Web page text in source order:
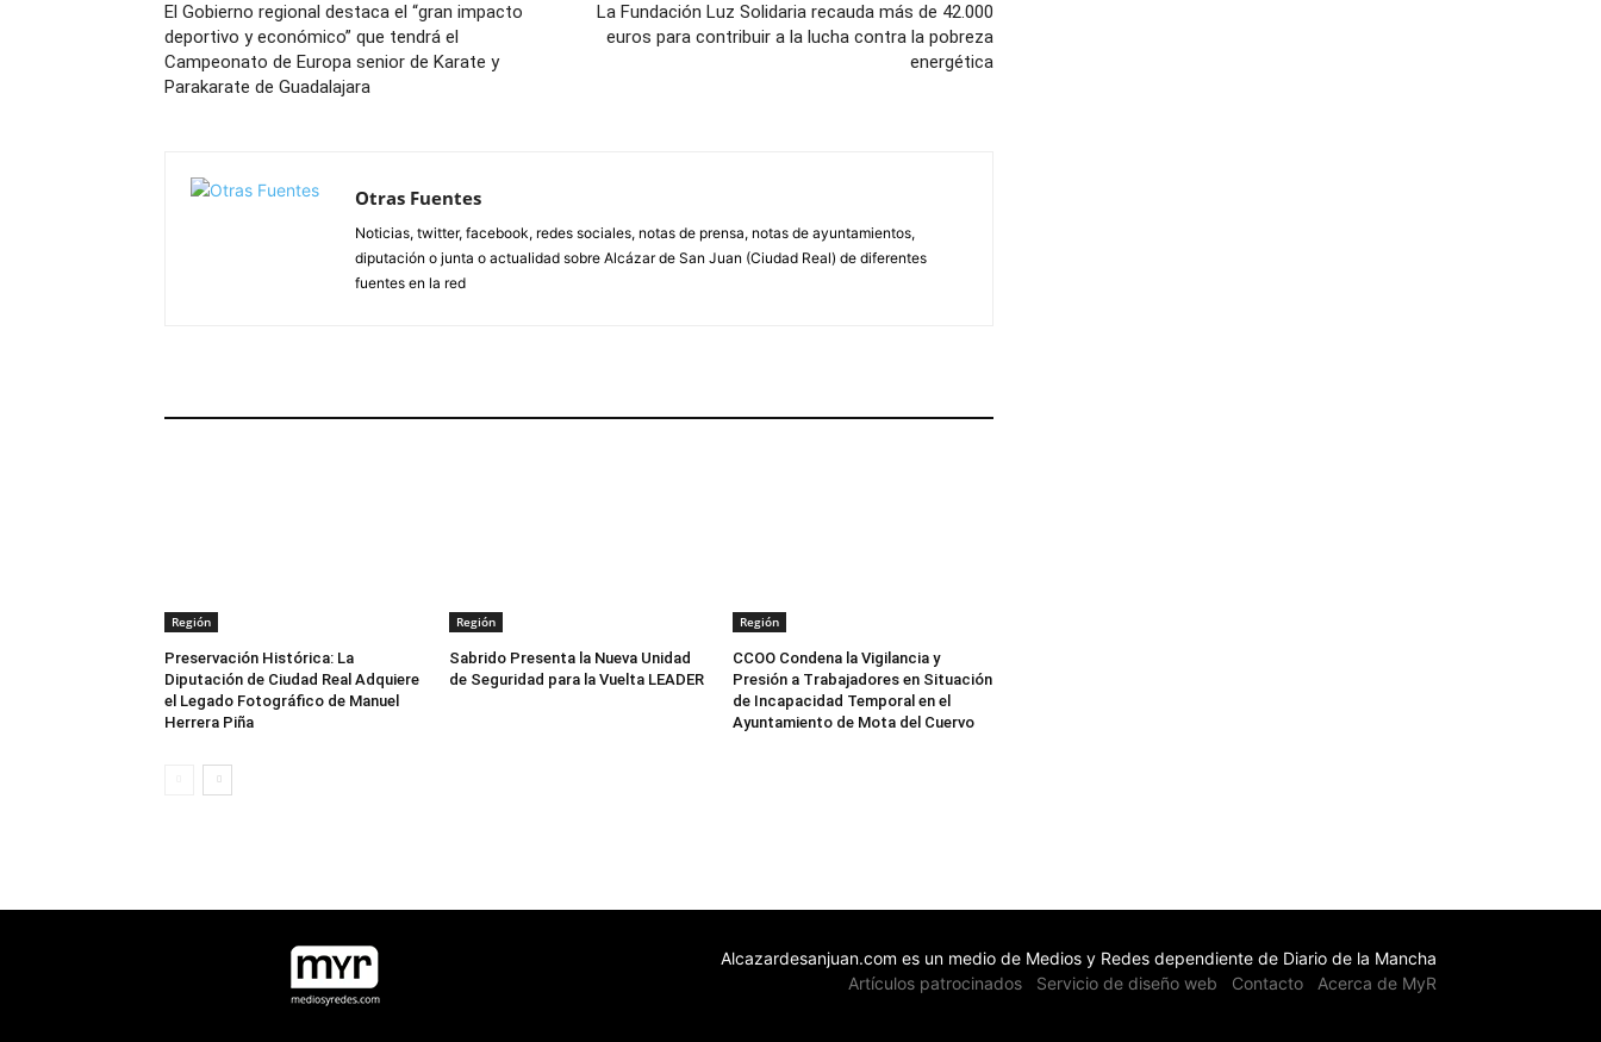
El Gobierno regional destaca el “gran impacto
deportivo y económico” que tendrá el
Campeonato de Europa senior de Karate y
Parakarate de Guadalajara
La Fundación Luz Solidaria recauda más de 42.000
euros para contribuir a la lucha contra la pobreza
energética
Otras Fuentes
Noticias, twitter, facebook, redes sociales, notas de prensa, notas de ayuntamientos,
diputación o junta o actualidad sobre Alcázar de San Juan (Ciudad Real) de diferentes
fuentes en la red
Región
Preservación Histórica: La
Diputación de Ciudad Real Adquiere
el Legado Fotográfico de Manuel
Herrera Piña
Región
Sabrido Presenta la Nueva Unidad
de Seguridad para la Vuelta LEADER
Región
CCOO Condena la Vigilancia y
Presión a Trabajadores en Situación
de Incapacidad Temporal en el
Ayuntamiento de Mota del Cuervo
Alcazardesanjuan.com es un medio de Medios y Redes dependiente de Diario de la Mancha
Artículos patrocinados
Servicio de diseño web Contacto Acerca de MyR